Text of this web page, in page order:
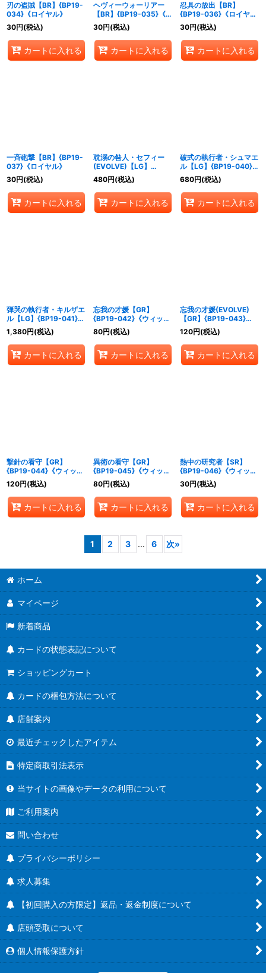
刃の盗賊【BR】{BP19-
034}《ロイヤル》
30円(税込)
カートに入れる
ヘヴィーウォーリアー
【BR】{BP19-035}《ロ
イヤル》
30円(税込)
カートに入れる
忍具の放出【BR】
{BP19-036}《ロイヤ
ル》
30円(税込)
カートに入れる
一斉砲撃【BR】{BP19-
037}《ロイヤル》
30円(税込)
カートに入れる
耽溺の咎人・セフィー
(EVOLVE)【LG】
{BP19-039}《ウィッ
チ》
480円(税込)
カートに入れる
破式の執行者・シュマエ
ル【LG】{BP19-040}
《ウィッチ》
680円(税込)
カートに入れる
弾哭の執行者・キルザエ
ル【LG】{BP19-041}
《ウィッチ》
1,380円(税込)
カートに入れる
忘我の才媛【GR】
{BP19-042}《ウィッ
チ》
80円(税込)
カートに入れる
忘我の才媛(EVOLVE)
【GR】{BP19-043}
《ウィッチ》
120円(税込)
カートに入れる
撃針の看守【GR】
{BP19-044}《ウィッ
チ》
120円(税込)
カートに入れる
異術の看守【GR】
{BP19-045}《ウィッ
チ》
80円(税込)
カートに入れる
熱中の研究者【SR】
{BP19-046}《ウィッ
チ》
30円(税込)
カートに入れる
1 2 3 ... 6 次»
ホーム
マイページ
新着商品
カードの状態表記について
ショッピングカート
カードの梱包方法について
店舗案内
最近チェックしたアイテム
特定商取引法表示
当サイトの画像やデータの利用について
ご利用案内
問い合わせ
プライバシーポリシー
求人募集
【初回購入の方限定】返品・返金制度について
店頭受取について
個人情報保護方針